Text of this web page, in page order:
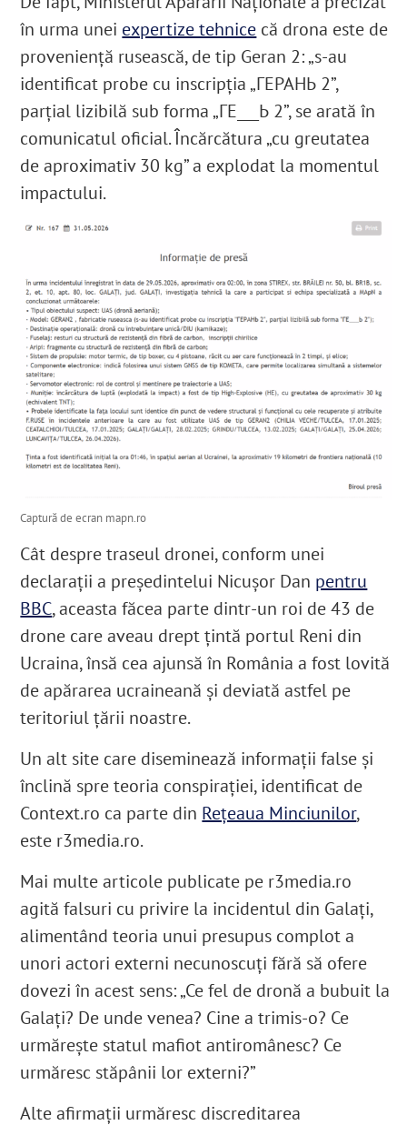
în urma unei expertize tehnice că drona este de
proveniență rusească, de tip Geran 2: „s-au
identificat probe cu inscripția „ГЕРАНЬ 2”,
parțial lizibilă sub forma „ГЕ___Ь 2”, se arată în
comunicatul oficial. Încărcătura „cu greutatea
de aproximativ 30 kg” a explodat la momentul
impactului.
Captură de ecran mapn.ro
Cât despre traseul dronei,conform unei
declarații a președintelui Nicușor Dan pentru
BBC, aceasta făcea parte dintr-un roi de 43 de
drone care aveau drept țintă portul Reni din
Ucraina, însă cea ajunsă în România a fost lovită
de apărarea ucraineană și deviată astfel pe
teritoriul țării noastre.
Un alt site care diseminează informații false și
înclină spre teoria conspirației, identificat de
Context.ro ca parte din Rețeaua Minciunilor,
este r3media.ro.
Mai multe articole publicate pe r3media.ro
agită falsuri cu privire la incidentul din Galați,
alimentând teoria unui presupus complot a
unori actori externi necunoscuți fără să ofere
dovezi în acest sens: „Ce fel de dronă a bubuit la
Galați? De unde venea? Cine a trimis-o? Ce
urmărește statul mafiot antiromânesc? Ce
urmăresc stăpânii lor externi?”
Alte afirmații urmăresc discreditarea